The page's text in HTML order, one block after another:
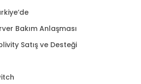
Bakım Anlaşması
Satış ve Desteği